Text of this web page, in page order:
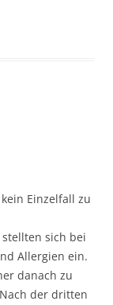
Einzelfall zu
sich bei
Allergien ein.
danach zu
der dritten